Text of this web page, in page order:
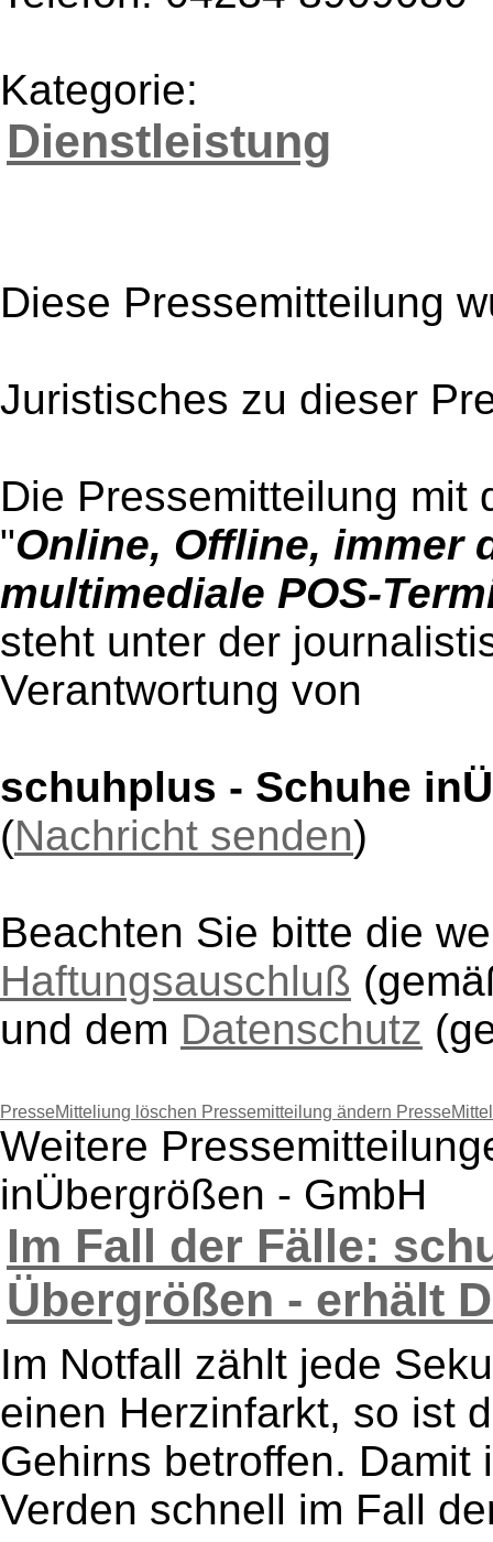
Kategorie:
Dienstleistung
Diese Pressemitteilung
Juristisches zu dieser
Die Pressemitteilung mit
"Online, Offline, immer
multimediale POS-
steht unter der
Verantwortung von
schuhplus - Schuhe
(Nachricht senden)
Beachten Sie bitte die
Haftungsauschluß
und dem Datenschutz
PresseMitteliung löschen Pressemitteilung ändern
Weitere
inÜbergrößen - GmbH
Im Fall der Fälle:
Übergrößen - erhält
Im Notfall zählt jede
einen Herzinfarkt, so ist
Gehirns betroffen.
Verden schnell im Fall